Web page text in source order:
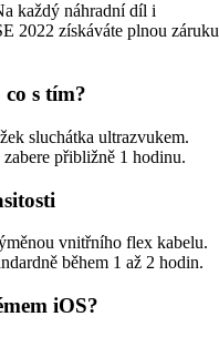
každý náhradní díl i
2022 získáváte plnou záruku
s tím?
sluchátka ultrazvukem.
přibližně 1 hodinu.
vnitřního flex kabelu.
během 1 až 2 hodin.
iOS?